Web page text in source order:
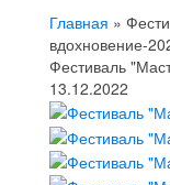
Главная »
вдохновение-
Фестиваль
13.12.2022